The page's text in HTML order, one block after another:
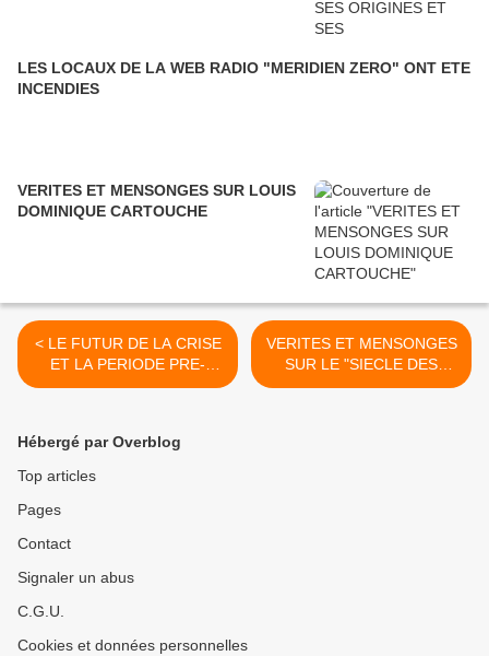
LES LOCAUX DE LA WEB RADIO "MERIDIEN ZERO" ONT ETE
INCENDIES
VERITES ET MENSONGES SUR LOUIS
DOMINIQUE CARTOUCHE
< LE FUTUR DE LA CRISE
ET LA PERIODE PRE-
REVOLUTIONAIRE: LES
CONSEQUENCES.
VERITES ET MENSONGES
SUR LE "SIECLE DES
LUMIERES" >
Hébergé par Overblog
Top articles
Pages
Contact
Signaler un abus
C.G.U.
Cookies et données personnelles